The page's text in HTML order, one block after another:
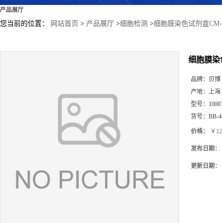
产品展厅
您当前的位置： 网站首页 > 产品展厅 >细胞检测 >细胞膜染色试剂盒
细胞膜
品牌： 贝博
产地： 上海
型号：
货号： BB-
价格： ￥
发布日期：
更新日期：